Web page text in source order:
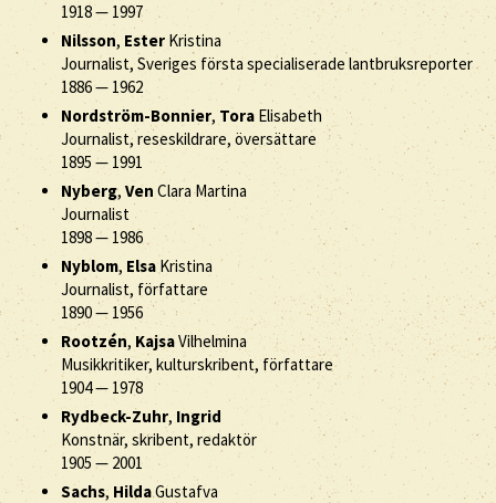
1918— 1997
Nilsson, Ester Kristina
Journalist, Sveriges första specialiserade lantbruksreporter
1886— 1962
Nordström-Bonnier, Tora Elisabeth
Journalist, reseskildrare, översättare
1895 — 1991
Nyberg,VenClara Martina
Journalist
1898— 1986
Nyblom, ElsaKristina
Journalist, författare
1890— 1956
Rootzén, KajsaVilhelmina
Musikkritiker, kulturskribent, författare
1904— 1978
Rydbeck-Zuhr,Ingrid
Konstnär, skribent, redaktör
1905 — 2001
Sachs, HildaGustafva